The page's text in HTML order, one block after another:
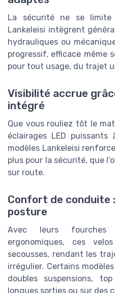
La sécurité ne se
Lankeleisi intègrent
hydrauliques ou
progressif, efficace même
pour tout usage, du trajet
Visibilité accrue
intégré
Que vous rouliez tôt le
éclairages LED puissants
modèles Lankeleisi
plus pour la sécurité, que
sur route.
Confort de conduite
posture
Avec leurs fourches
ergonomiques, ces
secousses, rendant les
irrégulier. Certains
doubles suspensions,
longues sorties ou sur des